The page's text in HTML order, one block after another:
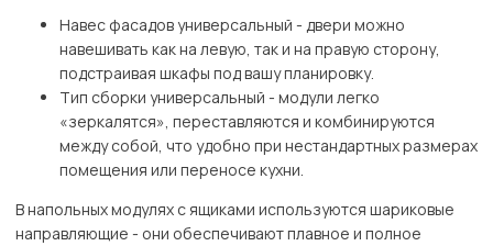
Навес фасадов универсальный - двери можно
навешивать как на левую, так и на правую сторону,
подстраивая шкафы под вашу планировку.
Тип сборки универсальный - модули легко
«зеркалятся», переставляются и комбинируются
между собой, что удобно при нестандартных размерах
помещения или переносе кухни.
В напольных модулях с ящиками используются шариковые
направляющие - они обеспечивают плавное и полное